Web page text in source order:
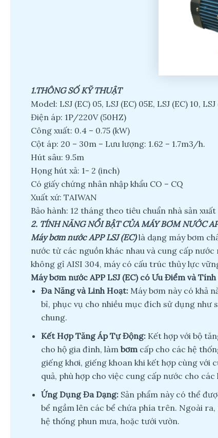
1.THÔNG SỐ KỸ THUẬT
Model: LSJ (EC) 05, LSJ (EC) 05E, LSJ (EC) 10, LSJ
Điện áp: 1P/220V (50HZ)
Công xuất: 0.4 – 0.75 (kW)
Cột áp: 20 – 30m – Lưu lượng: 1.62 – 1.7m3/h.
Hút sâu: 9.5m
Họng hút xả: 1- 2 (inch)
Có giấy chứng nhân nhập khẩu CO – CQ
Xuất xứ: TAIWAN
Bảo hành: 12 tháng theo tiêu chuẩn nhà sản xuất
2. TÍNH NĂNG NỔI BẬT CỦA MÁY BƠM NƯỚC
Máy bơm nước APP LSJ (EC)là dạng máy bơm
nước từ các nguồn khác nhau và cung cấp
không gỉ AISI 304, máy có cấu trúc thủy lực
Máy bơm nước APP LSJ (EC) có Ưu Điểm và Tính
Đa Năng và Linh Hoạt: Máy bơm này có khả
bỉ, phục vụ cho nhiều mục đích sử dụng như
chung.
Kết Hợp Tăng Áp Tự Động: Kết hợp với bộ
cho hộ gia đình, làm bơmcấp cho các hệ
giếng khơi, giếng khoan khi kết hợp cùng với
quả, phù hợp cho việc cung cấp nước cho
Ứng Dụng Đa Dạng: Sản phẩm này có thể
bể ngầm lên các bể chứa phía trên. Ngoài
hệ thống phun mưa, hoặc tưới vườn.